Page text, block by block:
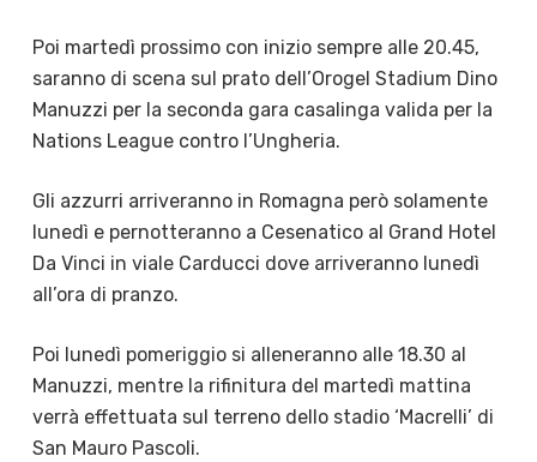
Poi martedì prossimo con inizio sempre alle 20.45,
saranno di scena sul prato dell’Orogel Stadium Dino
Manuzzi per la seconda gara casalinga valida per la
Nations League contro l’Ungheria.
Gli azzurri arriveranno in Romagna però solamente
lunedì e pernotteranno a Cesenatico al Grand Hotel
Da Vinci in viale Carducci dove arriveranno lunedì
all’ora di pranzo.
Poi lunedì pomeriggio si alleneranno alle 18.30 al
Manuzzi, mentre la rifinitura del martedì mattina
verrà effettuata sul terreno dello stadio ‘Macrelli’ di
San Mauro Pascoli.